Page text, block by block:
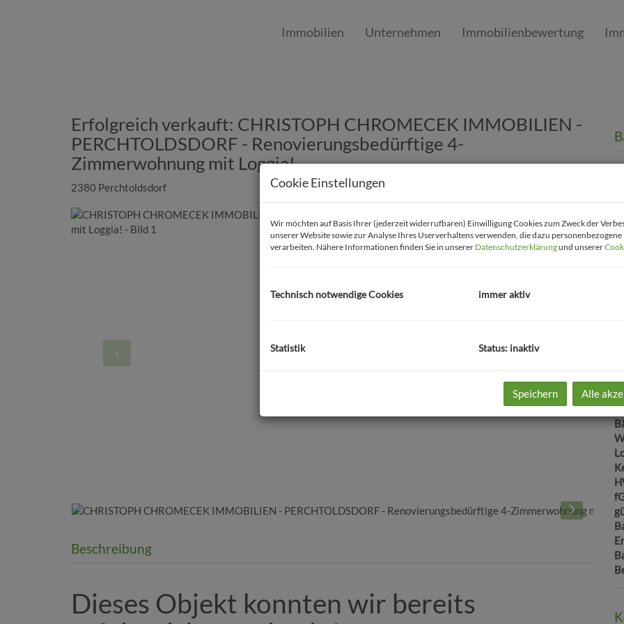
Immobilien Unternehmen Immobilienbewertung
Erfolgreich verkauft: CHRISTOPH CHROMECEK IMMOBILIEN -
PERCHTOLDSDORF - Renovierungsbedürftige 4-
Zimmerwohnung mit Loggia!
2380 Perchtoldsdorf
Beschreibung
Dieses Objekt konnten wir bereits
Cookie Einstellungen
Wir möchten auf Basis Ihrer (jederzeit widerrufbaren) Einwilligung Cookies zum Zweck der
unserer Website sowie zur Analyse Ihres Userverhaltens verwenden, die dazu personenbezogene
verarbeiten. Nähere Informationen finden Sie in unserer Datenschutzerklärungund unserer
Technisch notwendige Cookies immer aktiv
Statistik Status: inaktiv
Speichern Alle